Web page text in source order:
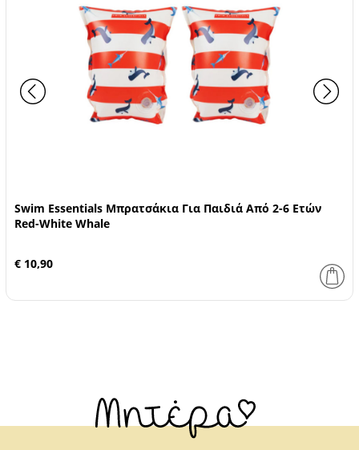
Swim Essentials Μπρατσάκια Για Παιδιά Από 2-6 Ετών
Red-White Whale
€ 10,90